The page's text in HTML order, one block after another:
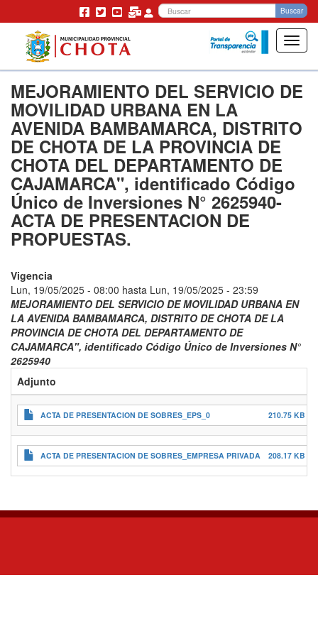
Pasar
contenido
principal
Buscar
MEJORAMIENTO DEL SERVICIO DE
MOVILIDAD URBANA EN LA
AVENIDA BAMBAMARCA, DISTRITO
DE CHOTA DE LA PROVINCIA DE
CHOTA DEL DEPARTAMENTO DE
CAJAMARCA", identificado Código
Único de Inversiones N° 2625940-
ACTA DE PRESENTACION DE
PROPUESTAS.
Vigencia
Lun, 19/05/2025 - 08:00 hasta Lun, 19/05/2025 - 23:59
MEJORAMIENTO DEL SERVICIO DE MOVILIDAD URBANA EN
LA AVENIDA BAMBAMARCA, DISTRITO DE CHOTA DE LA
PROVINCIA DE CHOTA DEL DEPARTAMENTO DE
CAJAMARCA", identificado Código Único de Inversiones N°
2625940
Adjunto
ACTA DE PRESENTACION DE SOBRES_EPS_0 210.75 KB
ACTA DE PRESENTACION DE SOBRES_EMPRESA PRIVADA 208.17 KB